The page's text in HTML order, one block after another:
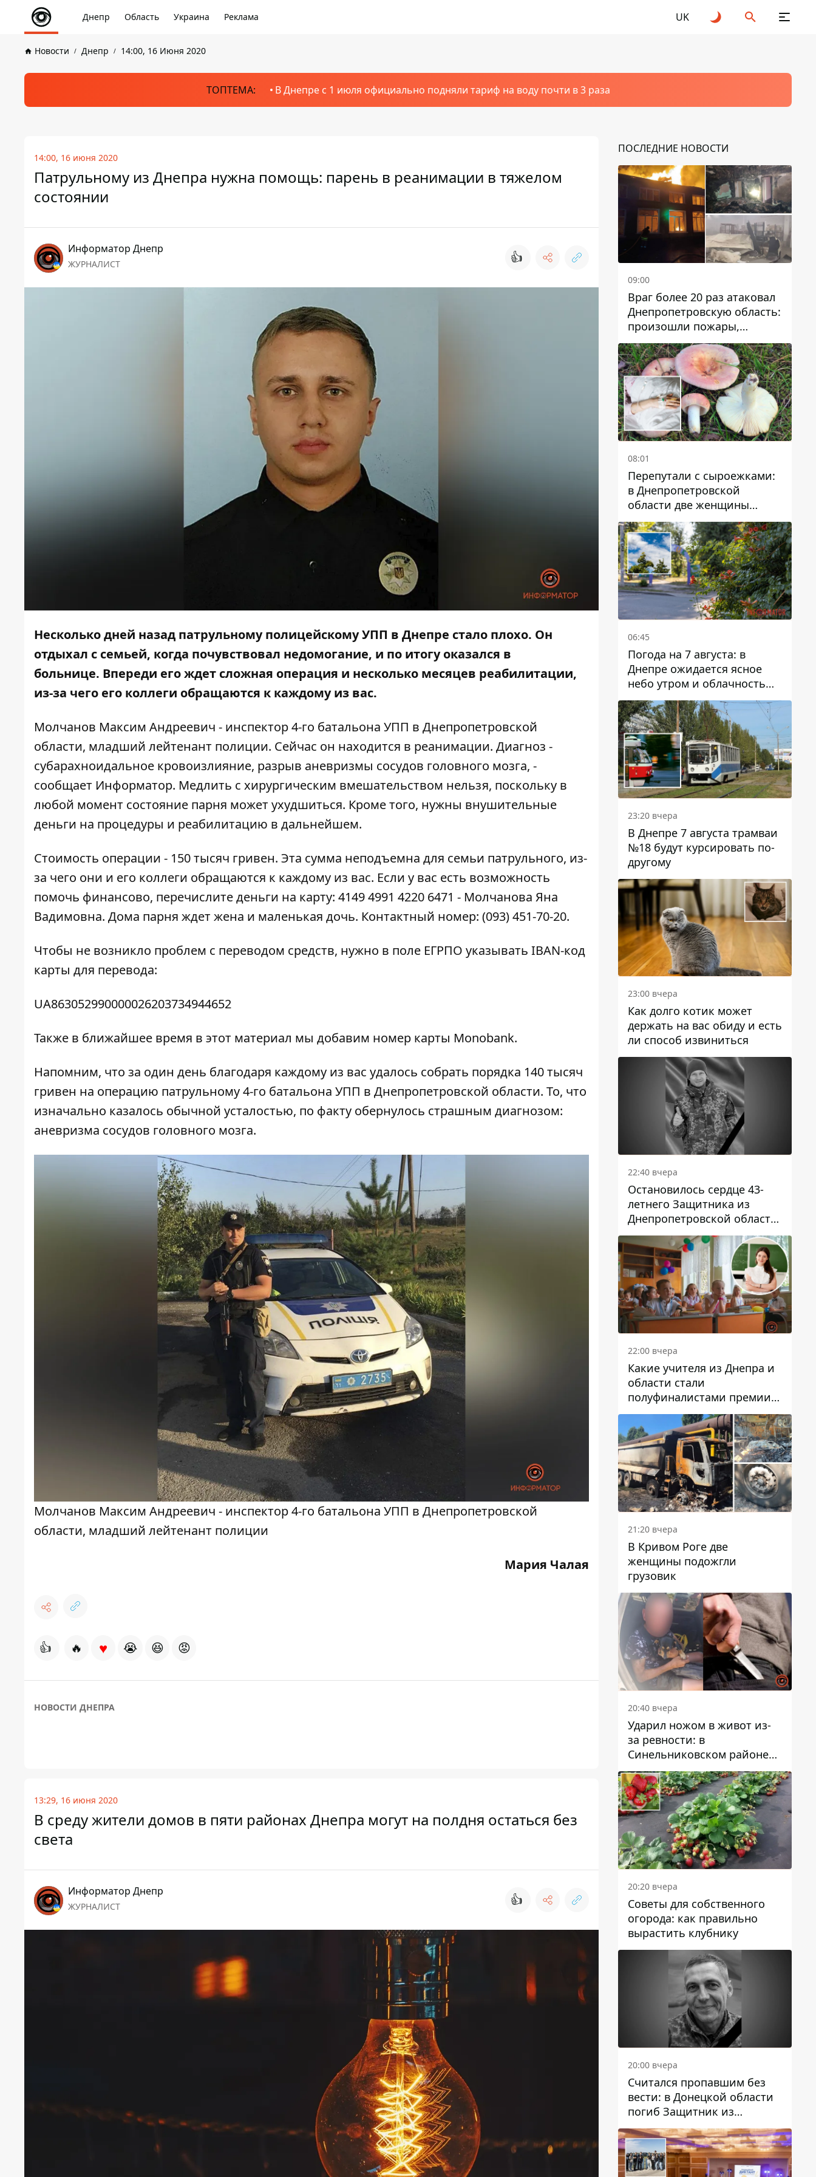
Днепр Область Украина Реклама UK
Новости Днепр 14:00, 16 Июня 2020
ТОПТЕМА: В Днепре с 1 июля официально подняли тариф на воду почти в 3 раза
14:00, 16 июня 2020
Патрульному из Днепра нужна помощь: парень в реанимации в тяжелом
состоянии
Информатор Днепр
ЖУРНАЛИСТ 👍
Несколько дней назад патрульному полицейскому УПП в Днепре стало плохо. Он
отдыхал с семьей, когда почувствовал недомогание, и по итогу оказался в
больнице. Впереди его ждет сложная операция и несколько месяцев реабилитации,
из-за чего его коллеги обращаются к каждому из вас.
Молчанов Максим Андреевич - инспектор 4-го батальона УПП в Днепропетровской
области, младший лейтенант полиции. Сейчас он находится в реанимации. Диагноз -
субарахноидальное кровоизлияние, разрыв аневризмы сосудов головного мозга, -
сообщает Информатор. Медлить с хирургическим вмешательством нельзя, поскольку в
любой момент состояние парня может ухудшиться. Кроме того, нужны внушительные
деньги на процедуры и реабилитацию в дальнейшем.
Стоимость операции - 150 тысяч гривен. Эта сумма неподъемна для семьи патрульного, из-
за чего они и его коллеги обращаются к каждому из вас. Если у вас есть возможность
помочь финансово, перечислите деньги на карту: 4149 4991 4220 6471 - Молчанова Яна
Вадимовна. Дома парня ждет жена и маленькая дочь. Контактный номер: (093) 451-70-20.
Чтобы не возникло проблем с переводом средств, нужно в поле ЕГРПО указывать IBAN-код
карты для перевода:
UA863052990000026203734944652
Также в ближайшее время в этот материал мы добавим номер карты Monobank.
Напомним, что за один день благодаря каждому из вас удалось собрать порядка 140 тысяч
гривен на операцию патрульному4-го батальона УПП в Днепропетровской области. То, что
изначально казалось обычной усталостью, по факту обернулось страшным диагнозом:
аневризма сосудов головного мозга.
Молчанов Максим Андреевич - инспектор 4-го батальона УПП в Днепропетровской
области, младший лейтенант полиции
Мария Чалая
👍 🔥 ♥ 😭 😆 😡
НОВОСТИ ДНЕПРА
13:29, 16 июня 2020
В среду жители домов в пяти районах Днепра могут на полдня остаться без
света
Информатор Днепр
ЖУРНАЛИСТ 👍
ПОСЛЕДНИЕ НОВОСТИ
09:00
Враг более 20 раз атаковал
Днепропетровскую область:
произошли пожары,
повреждены дома,
инфраструктура и авто
08:01
Перепутали с сыроежками:
в Днепропетровской
области две женщины
отравились грибами
06:45
Погода на 7 августа: в
Днепре ожидается ясное
небо утром и облачность
после обеда
23:20 вчера
В Днепре 7 августа трамваи
№18 будут курсировать по-
другому
23:00 вчера
Как долго котик может
держать на вас обиду и есть
ли способ извиниться
22:40 вчера
Остановилось сердце 43-
летнего Защитника из
Днепропетровской области
Евгения Зинченко
22:00 вчера
Какие учителя из Днепра и
области стали
полуфиналистами премии
Global Teacher Prize Ukraine
2026
21:20 вчера
В Кривом Роге две
женщины подожгли
грузовик
20:40 вчера
Ударил ножом в живот из-
за ревности: в
Синельниковском районе
задержали 49-летнего
мужчину за убийство
20:20 вчера
Советы для собственного
огорода: как правильно
вырастить клубнику
20:00 вчера
Считался пропавшим без
вести: в Донецкой области
погиб Защитник из
Каменского Антон
Красовский